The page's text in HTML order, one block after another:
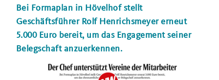
Bei Formaplan in Hövelhof stellt
Geschäftsführer Rolf Henrichsmeyer erneut
5.000 Euro bereit, um das Engagement seiner
Belegschaft anzuerkennen.